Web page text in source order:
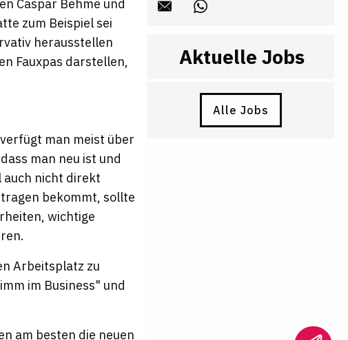
Caspar Behme und
zum Beispiel sei
herausstellen
Fauxpas darstellen,
man meist über
man neu ist und
auch nicht direkt
bekommt, sollte
wichtige
Arbeitsplatz zu
im Business" und
am besten die neuen
Aktuelle Jobs
Alle Jobs